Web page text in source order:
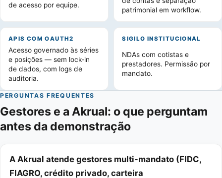
de acesso por equipe.
patrimonial em workflow.
APIS COM OAUTH2
Acesso governado às séries
e posições — sem lock-in
de dados, com logs de
auditoria.
SIGILO INSTITUCIONAL
NDAs com cotistas e
prestadores. Permissão por
mandato.
PERGUNTAS FREQUENTES
Gestores e a Akrual: o que perguntam
antes da demonstração
A Akrual atende gestores multi-mandato (FIDC,
FIAGRO, crédito privado, carteira